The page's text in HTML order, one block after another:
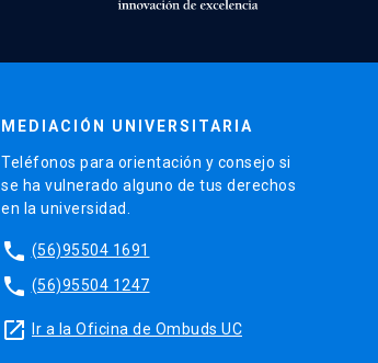
MEDIACIÓN UNIVERSITARIA
Teléfonos para orientación y consejo si
se ha vulnerado alguno de tus derechos
en la universidad.
phone (56)95504 1691
phone (56)95504 1247
launch Ir a la Oficina de Ombuds UC